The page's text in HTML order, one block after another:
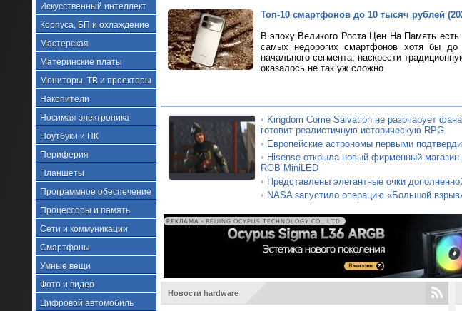
Искусственный интеллект
Корпуса, БП и охлаждение
Мастерская
Материнские платы
Мониторы, ТВ и проекторы
Накопители
Носимая электроника
Ноутбуки и ПК
Периферия
Планшеты
Программное обеспечение
Процессоры и память
Сети и коммуникации
Смартфоны
Умные вещи
Фото и видео
Цифровой автомобиль
Топ-10 смартфонов до 10 тысяч рублей
В эпоху Великого Роста Цен На Память
самых недорогих смартфонов хотя бы
начального сегмента, наскрести
оказалось не так уж сложно
• Kingdom Come Salvation не разочарует
готовит реалистичную историческую RPG
• Европейские астрономы первыми
• Hisense открыла новый фирменный
RGB MiniLED
• Представлены элегантные очки
• NASA запустило операцию «Большой
РЕКЛАМА • BEIJING OCYPUS TECHNOLOGY CO., LTD.
Новости hardware